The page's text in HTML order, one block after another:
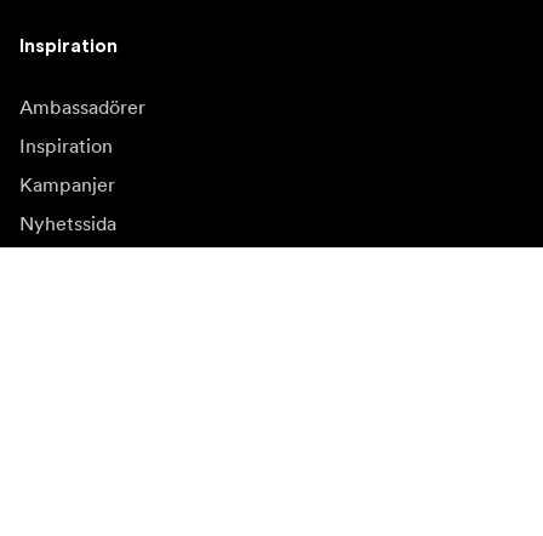
Inspiration
Ambassadörer
Inspiration
Kampanjer
Nyhetssida